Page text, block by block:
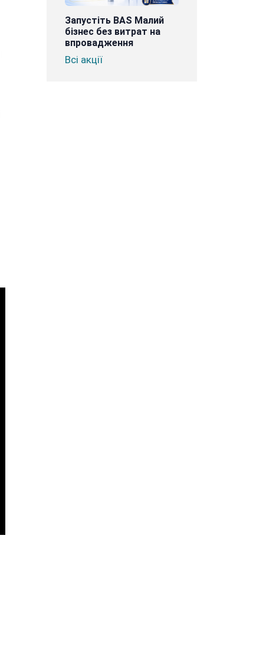
Запустіть BAS Малий
бізнес без витрат на
впровадження
Всі акції